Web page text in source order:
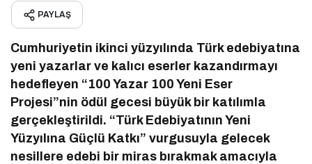
PAYLAŞ
Cumhuriyetin ikinci yüzyılında Türk edebiyatına
yeni yazarlar ve kalıcı eserler kazandırmayı
hedefleyen “100 Yazar 100 Yeni Eser
Projesi”nin ödül gecesi büyük bir katılımla
gerçekleştirildi. “Türk Edebiyatının Yeni
Yüzyılına Güçlü Katkı” vurgusuyla gelecek
nesillere edebi bir miras bırakmak amacıyla